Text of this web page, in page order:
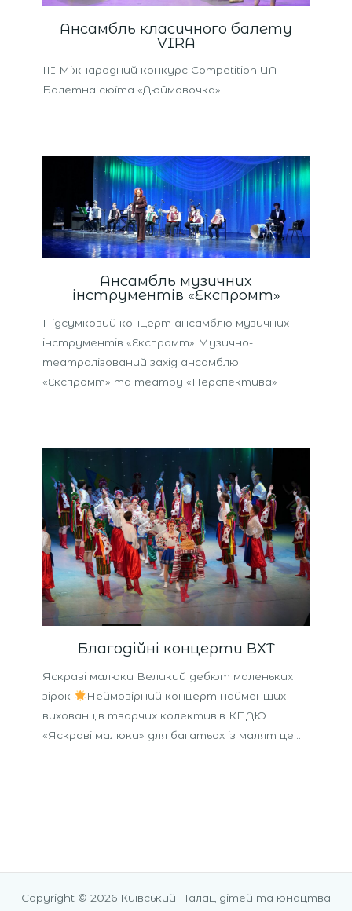
Ансамбль класичного балету
VIRA
ІІI Міжнародний конкурс Competition UA
Балетна сюїта «Дюймовочка»
Ансамбль музичних
інструментів «Експромт»
Підсумковий концерт ансамблю музичних
інструментів «Експромт» Музично-
театралізований захід ансамблю
«Експромт» та театру «Перспектива»
Благодійні концерти ВХТ
Яскраві малюки Великий дебют маленьких
зірок
Неймовірний концерт найменших
вихованців творчих колективів КПДЮ
«Яскраві малюки» для багатьох із малят це…
Copyright © 2026 Київський Палац дітей та юнацтва